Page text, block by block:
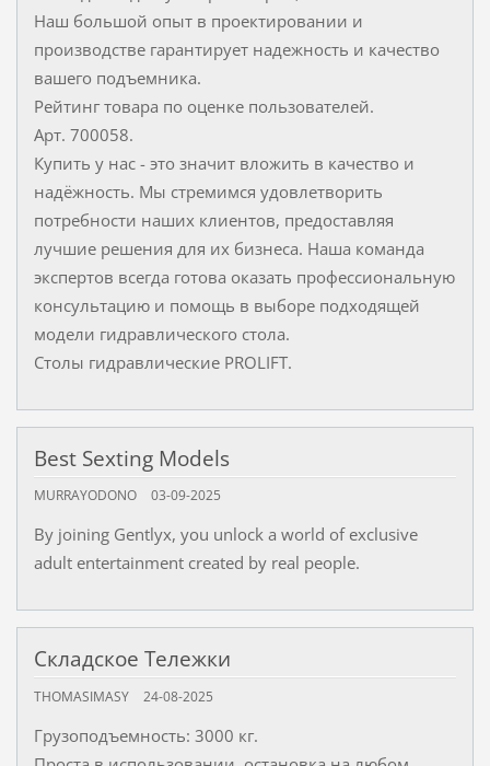
Наш большой опыт в проектировании и
производстве гарантирует надежность и качество
вашего подъемника.
Рейтинг товара по оценке пользователей.
Арт. 700058.
Купить у нас - это значит вложить в качество и
надёжность. Мы стремимся удовлетворить
потребности наших клиентов, предоставляя
лучшие решения для их бизнеса. Наша команда
экспертов всегда готова оказать профессиональную
консультацию и помощь в выборе подходящей
модели гидравлического стола.
Столы гидравлические PROLIFT.
Best Sexting Models
MURRAYODONO 03-09-2025
By joining Gentlyx, you unlock a world of exclusive
adult entertainment created by real people.
Складское Тележки
THOMASIMASY 24-08-2025
Грузоподъемность: 3000 кг.